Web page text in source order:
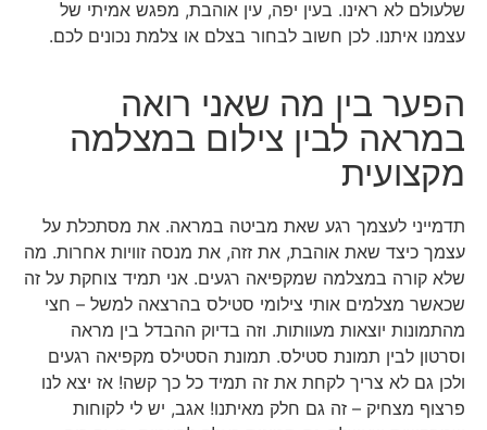
שלעולם לא ראינו. בעין יפה, עין אוהבת, מפגש אמיתי של
עצמנו איתנו. לכן חשוב לבחור בצלם או צלמת נכונים לכם.
הפער בין מה שאני רואה
במראה לבין צילום במצלמה
מקצועית
תדמייני לעצמך רגע שאת מביטה במראה. את מסתכלת על
עצמך כיצד שאת אוהבת, את זזה, את מנסה זוויות אחרות. מה
שלא קורה במצלמה שמקפיאה רגעים. אני תמיד צוחקת על זה
שכאשר מצלמים אותי צילומי סטילס בהרצאה למשל – חצי
מהתמונות יוצאות מעוותות. וזה בדיוק ההבדל בין מראה
וסרטון לבין תמונת סטילס. תמונת הסטילס מקפיאה רגעים
ולכן גם לא צריך לקחת את זה תמיד כל כך קשה! אז יצא לנו
פרצוף מצחיק – זה גם חלק מאיתנו! אגב, יש לי לקוחות